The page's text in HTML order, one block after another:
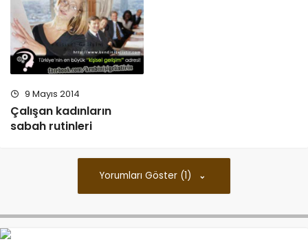
9 Mayıs 2014
Çalışan kadınların
sabah rutinleri
Yorumları Göster (1)